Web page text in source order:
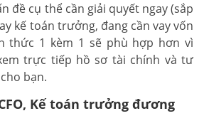
đề cụ thể cần giải quyết ngay (sắp
kế toán trưởng, đang cần vay vốn
thức 1 kèm 1 sẽ phù hợp hơn vì
trực tiếp hồ sơ tài chính và tư
bạn.
Kế toán trưởng đương